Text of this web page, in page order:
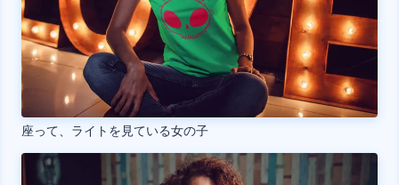
座って、ライトを見ている女の子